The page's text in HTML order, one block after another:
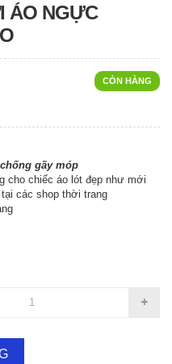
ÁO NGỰC
CÒN HÀNG
gãy móp
cho chiếc áo lót đẹp như mới
các shop thời trang